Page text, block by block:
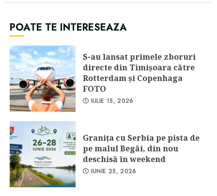
POATE TE INTERESEAZA
S-au lansat primele zboruri
directe din Timişoara către
Rotterdam şi Copenhaga
FOTO
IULIE 15, 2026
Graniţa cu Serbia pe pista de
pe malul Begăi, din nou
deschisă în weekend
IUNIE 25, 2026